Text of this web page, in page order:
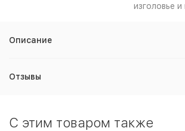
изголовье
Описание
Отзывы
C этим товаром также